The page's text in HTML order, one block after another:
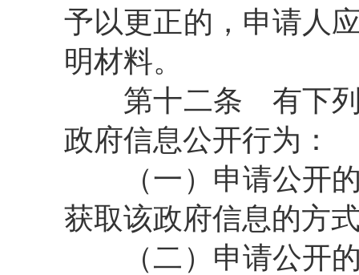
予以更正的，申请人
明材料。
第十二条 有下列
政府信息公开行为：
（一）申请公开的
获取该政府信息的方
（二）申请公开的